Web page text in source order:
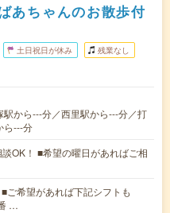
あちゃんのお散歩付
土日祝日が休み 残業なし
から---分／西里駅から---分／打
ら---分
OK！ ■希望の曜日があればご相
ご希望があれば下記シフトも
…